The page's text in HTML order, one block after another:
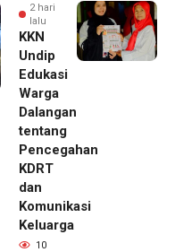
2 hari
lalu
KKN
Undip
Edukasi
Warga
Dalangan
tentang
Pencegahan
KDRT
dan
Komunikasi
Keluarga
10